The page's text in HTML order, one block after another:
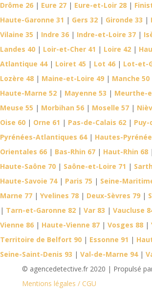
Drôme 26 | Eure 27 | Eure-et-Loir 28 |
Haute-Garonne 31 | Gers 32 | Gironde 33 |
Vilaine 35 | Indre 36 | Indre-et-Loire 37 |
Landes 40 | Loir-et-Cher 41 | Loire 42 |
Atlantique 44| Loiret 45 | Lot 46 | Lot-et-
Lozère 48 | Maine-et-Loire 49 | Manche 50
Haute-Marne 52 | Mayenne 53 | Meurthe-
Meuse 55 | Morbihan 56 | Moselle 57 |
Oise 60 | Orne 61 | Pas-de-Calais 62 | Puy-
Pyrénées-Atlantiques 64| Hautes-
Orientales 66 | Bas-Rhin 67 | Haut-Rhin 68 |
Haute-Saône 70 | Saône-et-Loire 71 |
Haute-Savoie 74| Paris 75 | Seine-
Marne 77 | Yvelines 78 | Deux-Sèvres 79 |
| Tarn-et-Garonne 82 | Var 83 | Vaucluse
Vienne 86 | Haute-Vienne 87 | Vosges 88 |
Territoire de Belfort 90 | Essonne 91 |
Seine-Saint-Denis 93 | Val-de-Marne 94|
© agencedetective.fr 2020 | Propulsé
Mentions légales / CGU